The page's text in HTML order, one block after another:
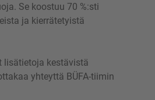
Se koostuu 70 %:sti
ja kierrätetyistä
lisätietoja kestävistä
yhteyttä BÜFA-tiimin